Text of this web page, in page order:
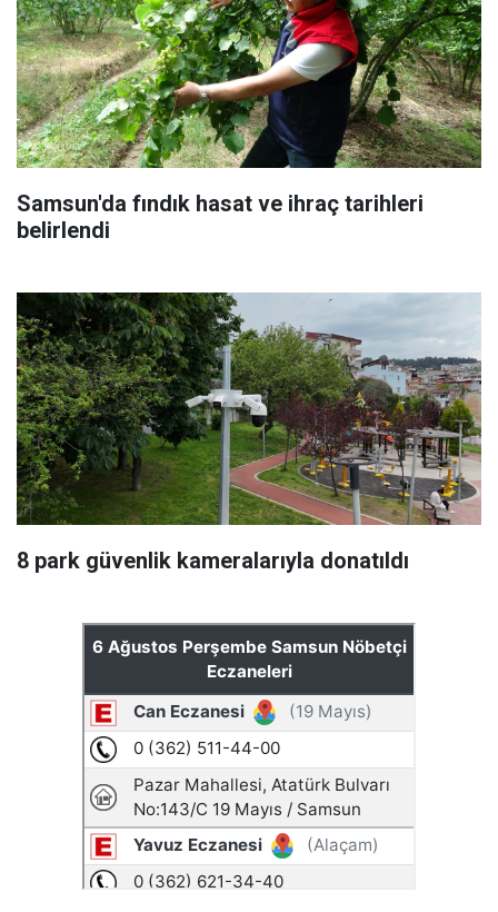
Samsun'da fındık hasat ve ihraç tarihleri
belirlendi
8 park güvenlik kameralarıyla donatıldı